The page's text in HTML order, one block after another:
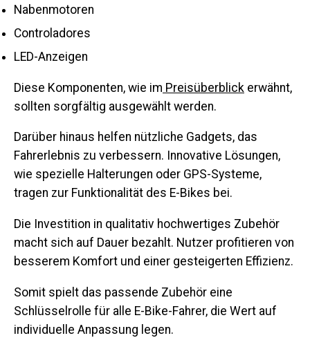
Nabenmotoren
Controladores
LED-Anzeigen
Diese Komponenten, wie im Preisüberblick erwähnt,
sollten sorgfältig ausgewählt werden.
Darüber hinaus helfen nützliche Gadgets, das
Fahrerlebnis zu verbessern. Innovative Lösungen,
wie spezielle Halterungen oder GPS-Systeme,
tragen zur Funktionalität des E-Bikes bei.
Die Investition in qualitativ hochwertiges Zubehör
macht sich auf Dauer bezahlt. Nutzer profitieren von
besserem Komfort und einer gesteigerten Effizienz.
Somit spielt das passende Zubehör eine
Schlüsselrolle für alle E-Bike-Fahrer, die Wert auf
individuelle Anpassung legen.